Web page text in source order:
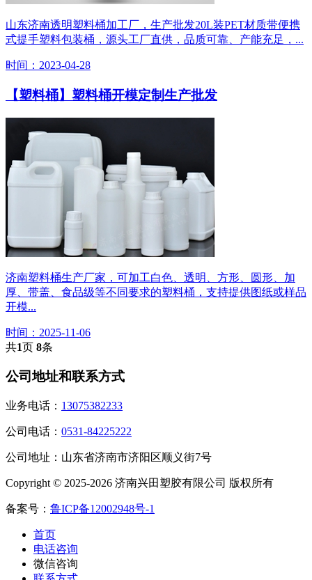
山东济南透明塑料桶加工厂，生产批发20L装PET材质带便携
式提手塑料包装桶，源头工厂直供，品质可靠、产能充足，...
时间：2023-04-28
【塑料桶】塑料桶开模定制生产批发
济南塑料桶生产厂家，可加工白色、透明、方形、圆形、加
厚、带盖、食品级等不同要求的塑料桶，支持提供图纸或样品
开模...
时间：2025-11-06
共1页 8条
公司地址和联系方式
业务电话： 13075382233
公司电话： 0531-84225222
公司地址：山东省济南市济阳区顺义街7号
Copyright © 2025-2026 济南兴田塑胶有限公司 版权所有
备案号： 鲁ICP备12002948号-1
首页
电话咨询
微信咨询